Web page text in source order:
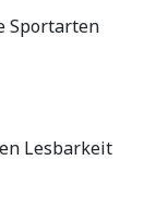
Sportarten
Lesbarkeit